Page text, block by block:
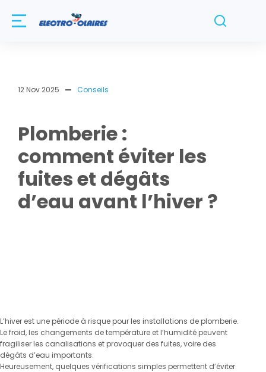
12 Nov 2025 Conseils
Plomberie :
comment éviter les
fuites et dégâts
d’eau avant l’hiver ?
L’hiver est une période à risque pour les installations de plomberie.
Le froid, les changements de température et l’humidité peuvent
fragiliser les canalisations et provoquer des fuites, voire des
dégâts d’eau importants.
Heureusement, quelques vérifications simples permettent d’éviter